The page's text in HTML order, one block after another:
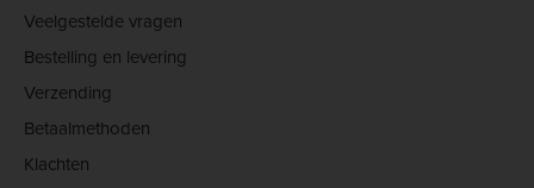
Veelgestelde vragen
Bestelling en levering
Verzending
Betaalmethoden
Klachten